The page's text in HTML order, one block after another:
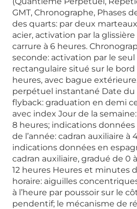
GMT, Chronographe, Phases
des quarts: par deux
acier, activation par la
carrure à 6 heures.
seconde: activation par le
rectangulaire situé sur le
heures, avec bague
perpétuel instantané Date du
flyback: graduation en demi
avec index Jour de la
8 heures; indications
de l’année: cadran auxiliaire à
indications données en
cadran auxiliaire, gradué de 0
12 heures Heures et minutes
horaire: aiguilles
à l’heure par poussoir sur le
pendentif; le mécanisme de